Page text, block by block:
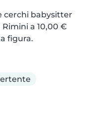
cerchi babysitter
a 10,00 €
figura.